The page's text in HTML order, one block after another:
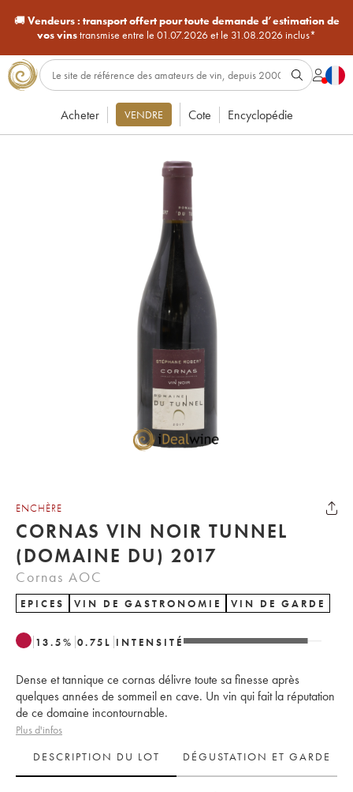
🚚Vendeurs : transport offert pour toute demande d’estimation de
vos vinstransmise entre le 01.07.2026 et le 31.08.2026 inclus*
Acheter VENDRE Cote Encyclopédie
ENCHÈRE
CORNAS VIN NOIR TUNNEL
(DOMAINE DU) 2017
Cornas AOC
EPICES VIN DE GASTRONOMIE VIN DE GARDE
13.5% 0.75 L INTENSITÉ
Dense et tannique ce cornas délivre toute sa finesse après
quelques années de sommeil en cave. Un vin qui fait la réputation
de ce domaine incontournable.
Plus d'infos
DESCRIPTION DU LOT
DÉGUSTATION ET GARDE